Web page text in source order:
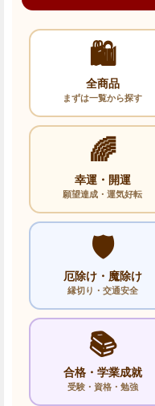
🛍️
全商品
まずは一覧から探す
🌈
幸運・開運
願望達成・運気好転
🛡️
厄除け・魔除け
縁切り・交通安全
📚
合格・学業成就
受験・資格・勉強